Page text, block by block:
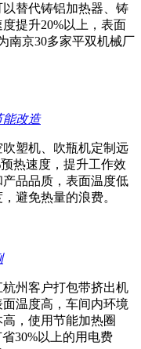
替代铸铝加热器、铸
提升20%以上，表面
南京30多家平双机械厂
能改造
塑机、吹瓶机定制远
热速度，提升工作效
品品质，表面温度低
避免热量的浪费。
州客户打包带挤出机
温度高，车间内环境
，使用节能加热圈
30%以上的用电费